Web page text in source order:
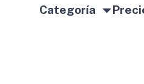
Categoría